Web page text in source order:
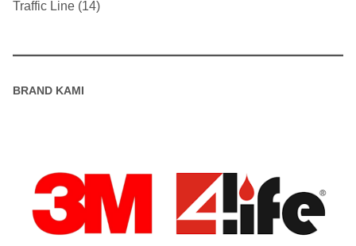
Traffic Line 14
BRAND KAMI